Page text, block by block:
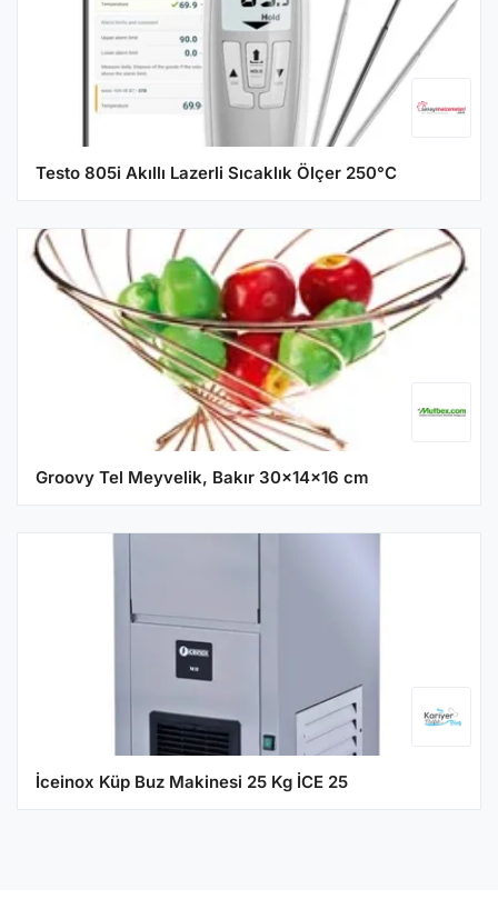
Testo 805i Akıllı Lazerli Sıcaklık Ölçer 250°C
Groovy Tel Meyvelik, Bakır 30x14x16 cm
İceinox Küp Buz Makinesi 25 Kg İCE 25